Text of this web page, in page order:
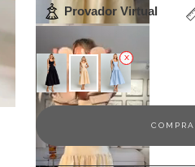
Provador Virtual
Veja outras opções